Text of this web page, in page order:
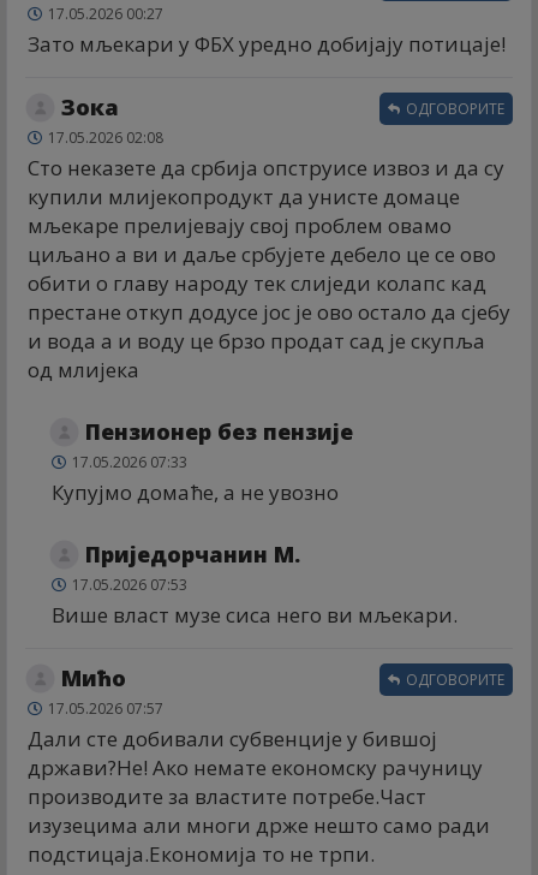
17.05.2026 00:27
Зато мљекари у ФБХ уредно добијају потицаје!
Зока
17.05.2026 02:08
Сто неказете да србија опструисе извоз и да су
купили млијекопродукт да унисте домаце
мљекаре прелијевају свој проблем овамо
циљано а ви и даље србујете дебело це се ово
обити о главу народу тек слиједи колапс кад
престане откуп додусе јос је ово остало да сјебу
и вода а и воду це брзо продат сад је скупља
од млијека
ОДГОВОРИТЕ
Пензионер без пензије
17.05.2026 07:33
Купујмо домаће, а не увозно
Приједорчанин М.
17.05.2026 07:53
Више власт музе сиса него ви мљекари.
Мићо
17.05.2026 07:57
Дали сте добивали субвенције у бившој
држави?Не! Ако немате економску рачуницу
производите за властите потребе.Част
изузецима али многи држе нешто само ради
подстицаја.Економија то не трпи.
ОДГОВОРИТЕ